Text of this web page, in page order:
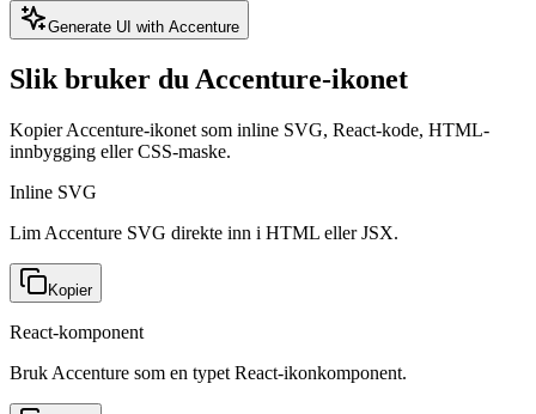
Generate UI with Accenture
Slik bruker du Accenture-ikonet
Kopier Accenture-ikonet som inline SVG, React-kode, HTML-
innbygging eller CSS-maske.
Inline SVG
Lim Accenture SVG direkte inn i HTML eller JSX.
Kopier
React-komponent
Bruk Accenture som en typet React-ikonkomponent.